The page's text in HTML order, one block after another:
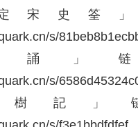
宋史筌
s/81beb8b1
誦」
s/6586d453
樹記」